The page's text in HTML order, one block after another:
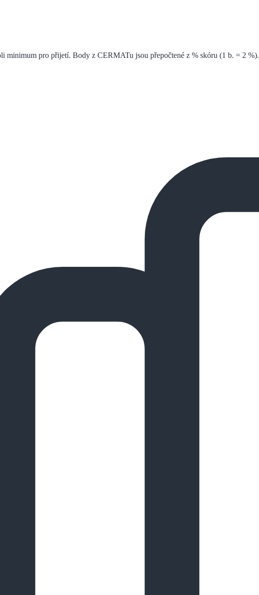
minimum pro přijetí. Body z CERMATu jsou přepočtené z % skóru (1 b. = 2 %).